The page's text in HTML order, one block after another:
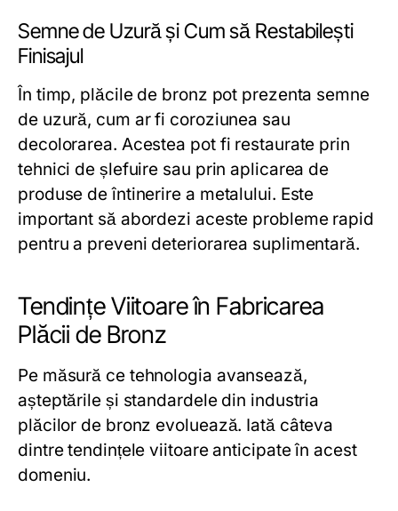
Semne de Uzură și Cum să Restabilești
Finisajul
În timp, plăcile de bronz pot prezenta semne
de uzură, cum ar fi coroziunea sau
decolorarea. Acestea pot fi restaurate prin
tehnici de șlefuire sau prin aplicarea de
produse de întinerire a metalului. Este
important să abordezi aceste probleme rapid
pentru a preveni deteriorarea suplimentară.
Tendințe Viitoare în Fabricarea
Plăcii de Bronz
Pe măsură ce tehnologia avansează,
așteptările și standardele din industria
plăcilor de bronz evoluează. Iată câteva
dintre tendințele viitoare anticipate în acest
domeniu.